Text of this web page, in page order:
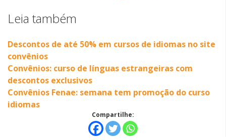
Leia também
Descontos de até 50% em cursos de idiomas no site
convênios
Convênios: curso de línguas estrangeiras com
descontos exclusivos
Convênios Fenae: semana tem promoção do curso
idiomas
Compartilhe: